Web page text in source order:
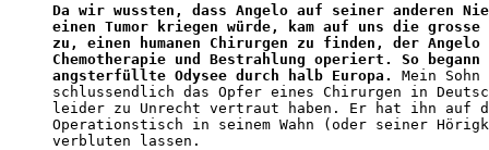
Da wir wussten, dass Angelo auf seiner anderen
einen Tumor kriegen würde, kam auf uns die
zu, einen humanen Chirurgen zu finden, der Angelo
Chemotherapie und Bestrahlung operiert. So
angsterfüllte Odysee durch halb Europa.
Mein
schlussendlich das Opfer eines Chirurgen in
leider zu Unrecht vertraut haben. Er hat ihn auf
Operationstisch in seinem Wahn (oder seiner
verbluten lassen.